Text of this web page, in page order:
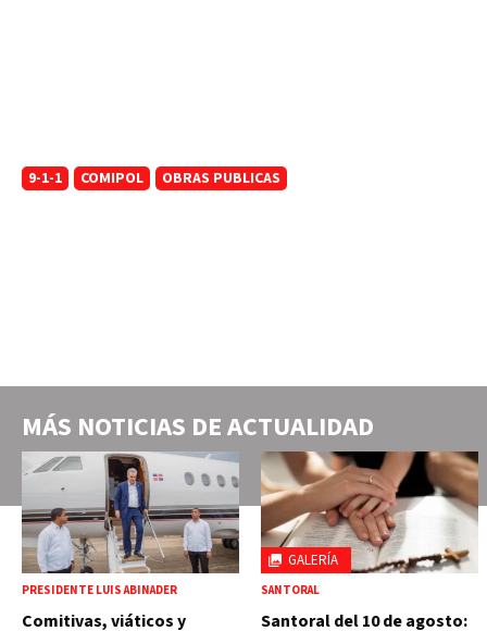
9-1-1 COMIPOL OBRAS PUBLICAS
MÁS NOTICIAS DEACTUALIDAD
PRESIDENTE LUIS ABINADER
Comitivas, viáticos y
GALERÍA
SANTORAL
Santoral del 10 de agosto: